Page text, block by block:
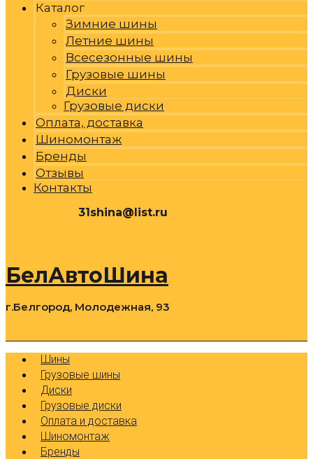
Каталог
Зимние шины
Летние шины
Всесезонные шины
Грузовые шины
Диски
Грузовые диски
Оплата, доставка
Шиномонтаж
Бренды
Отзывы
Контакты
31shina@list.ru
БелАвтоШина
г.Белгород, Молодежная, 93
Шины
Грузовые шины
Диски
Грузовые диски
Оплата и доставка
Шиномонтаж
Бренды